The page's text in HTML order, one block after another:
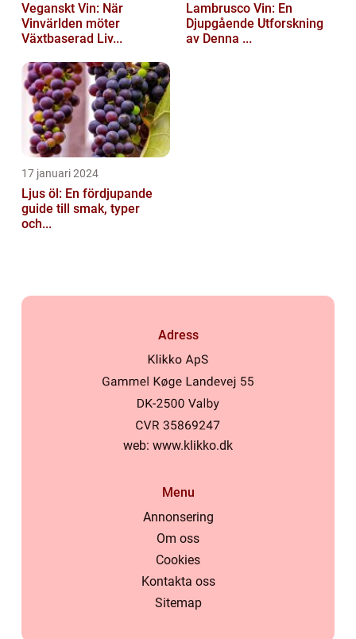
Veganskt Vin: När
Vinvärlden möter
Växtbaserad Liv...
Lambrusco Vin: En
Djupgående Utforskning
av Denna ...
17 januari 2024
Ljus öl: En fördjupande
guide till smak, typer
och...
Adress
web: www.klikko.dk
Menu
Annonsering
Om oss
Cookies
Kontakta oss
Sitemap